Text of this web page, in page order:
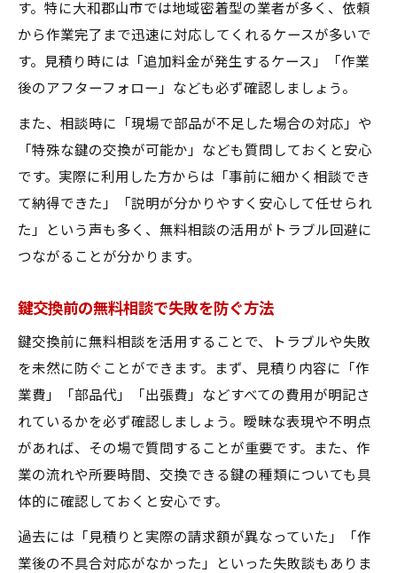
す。特に大和郡山市では地域密着型の業者が多く、依頼
から作業完了まで迅速に対応してくれるケースが多いで
す。見積り時には「追加料金が発生するケース」「作業
後のアフターフォロー」なども必ず確認しましょう。
また、相談時に「現場で部品が不足した場合の対応」や
「特殊な鍵の交換が可能か」なども質問しておくと安心
です。実際に利用した方からは「事前に細かく相談でき
て納得できた」「説明が分かりやすく安心して任せられ
た」という声も多く、無料相談の活用がトラブル回避に
つながることが分かります。
鍵交換前の無料相談で失敗を防ぐ方法
鍵交換前に無料相談を活用することで、トラブルや失敗
を未然に防ぐことができます。まず、見積り内容に「作
業費」「部品代」「出張費」などすべての費用が明記さ
れているかを必ず確認しましょう。曖昧な表現や不明点
があれば、その場で質問することが重要です。また、作
業の流れや所要時間、交換できる鍵の種類についても具
体的に確認しておくと安心です。
過去には「見積りと実際の請求額が異なっていた」「作
業後の不具合対応がなかった」といった失敗談もありま